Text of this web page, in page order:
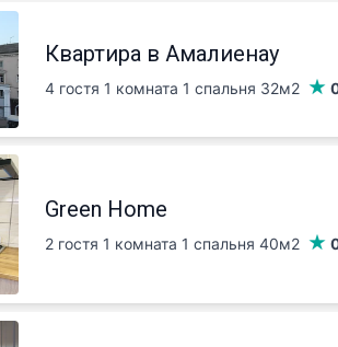
Квартира в Амалиенау
4 гостя 1 комната 1 спальня 32м2
Green Home
2 гостя 1 комната 1 спальня 40м2